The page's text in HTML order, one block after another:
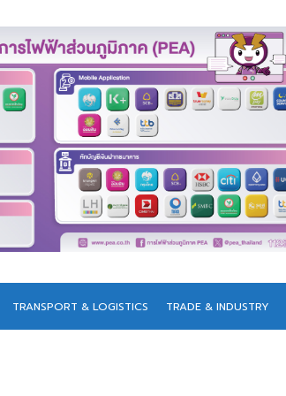
TRANSPORT & LOGISTICS TRADE & INDUSTRY